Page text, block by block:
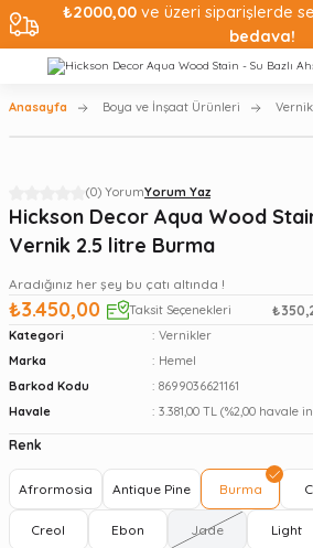
₺2000,00ve üzeri siparişlerde
bedava!
Anasayfa Boya ve İnşaat Ürünleri
(0) YorumYorum Yaz
Hickson Decor Aqua Wood
Vernik 2.5 litre Burma
Aradığınız her şey bu çatı altında !
₺3.450,00 Taksit Seçenekleri
Kategori
Vernikler
Marka
Hemel
Barkod Kodu
8699036621161
Havale
3.381,00 TL (%2,00 havale
Renk
Afrormosia Antique Pine Burma
Creol Ebon Jade Light